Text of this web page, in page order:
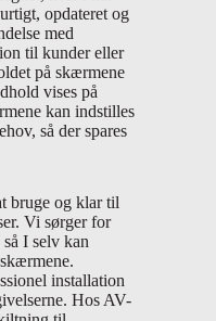
opdateret og
med
til kunder eller
på skærmene
vises på
kan indstilles
så der spares
bruge og klar til
Vi sørger for
I selv kan
installation
Hos AV-